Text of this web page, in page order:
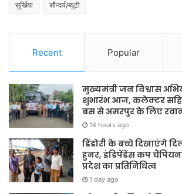
सुर्खिया सौन्दर्य/ब्यूटी
Recent Popular
मुख्यमंत्री जन विश्वास
शुभारंभ आज, कलेक्टर सहित
बस से अमरपुर के लिए
14 hours ago
डिंडोरी के बच्चे दिखाएंगे
हुनर, इंडिपेंडेंस कप
प्रदेश का प्रतिनिधित्व
1 day ago